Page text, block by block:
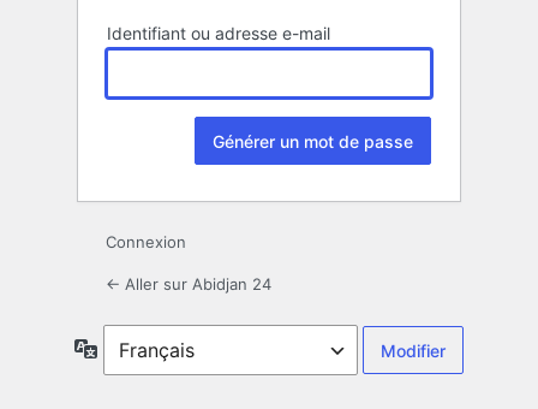
Identifiant ou adresse e-mail
Connexion
← Aller sur Abidjan 24
Langue